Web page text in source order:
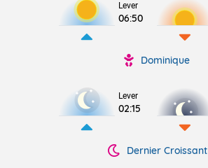
Lever
06:50
Dominique
Lever
02:15
Dernier Croissant